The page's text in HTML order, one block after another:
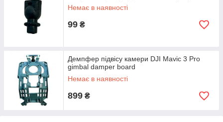
Немає в наявності
99 ₴
Демпфер підвісу камери DJI Mavic 3 Pro
gimbal damper board
Немає в наявності
899 ₴